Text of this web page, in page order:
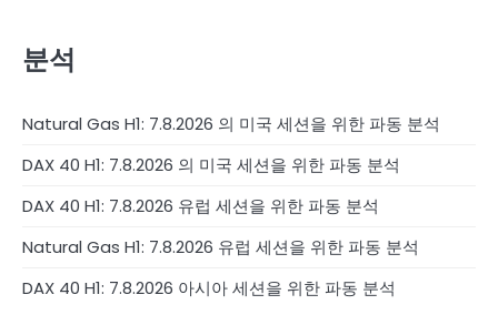
분석
Natural Gas H1: 7.8.2026 의 미국 세션을 위한 파동 분석
DAX 40 H1: 7.8.2026 의 미국 세션을 위한 파동 분석
DAX 40 H1: 7.8.2026 유럽 세션을 위한 파동 분석
Natural Gas H1: 7.8.2026 유럽 세션을 위한 파동 분석
DAX 40 H1: 7.8.2026 아시아 세션을 위한 파동 분석